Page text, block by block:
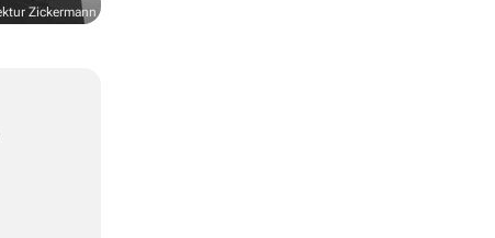
Zickermann